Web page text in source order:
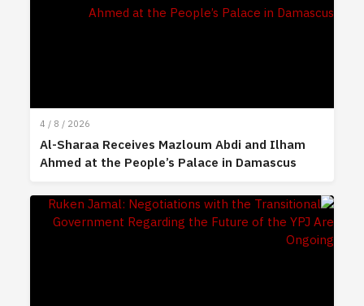
4 / 8 / 2026
Al-Sharaa Receives Mazloum Abdi and Ilham
Ahmed at the People’s Palace in Damascus